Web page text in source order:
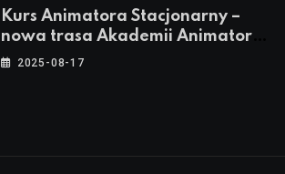
Kurs Animatora Stacjonarny –
nowa trasa Akademii Animatora
– jesień 2025
2025-08-17